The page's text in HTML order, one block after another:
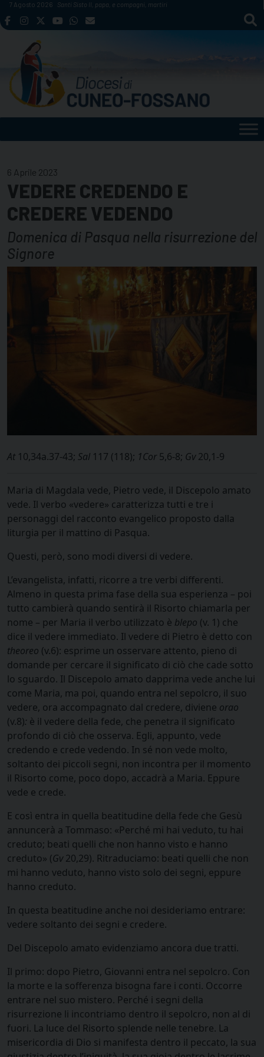
Skip
to
7 Agosto 2026 Santi Sisto II, papa, e compagni, martiri
6 Aprile 2023
VEDERE CREDENDO E
CREDERE VEDENDO
Domenica di Pasqua nella risurrezione del
Signore
At10,34a.37-43; Sal 117 (118); 1Cor5,6-8; Gv20,1-9
Maria di Magdala vede, Pietro vede, il Discepolo amato
vede. Il verbo «vedere» caratterizza tutti e tre i
personaggi del racconto evangelico proposto dalla
liturgia per il mattino di Pasqua.
Questi, però, sono modi diversi di vedere.
L’evangelista, infatti, ricorre a tre verbi differenti.
Almeno in questa prima fase della sua esperienza – poi
tutto cambierà quando sentirà il Risorto chiamarla per
nome – per Maria il verbo utilizzato è blepo (v. 1) che
dice il vedere immediato. Il vedere di Pietro è detto con
theoreo (v.6): esprime un osservare attento, pieno di
domande per cercare il significato di ciò che cade sotto
lo sguardo. Il Discepolo amato dapprima vede anche lui
come Maria, ma poi, quando entra nel sepolcro, il suo
vedere, ora accompagnato dal credere, diviene orao
(v.8): è il vedere della fede, che penetra il significato
profondo di ciò che osserva. Egli, appunto, vede
credendo e crede vedendo. In sé non vede molto,
soltanto dei piccoli segni, non incontra per il momento
il Risorto come, poco dopo, accadrà a Maria. Eppure
vede e crede.
E così entra in quella beatitudine della fede che Gesù
annuncerà a Tommaso: «Perché mi hai veduto, tu hai
creduto; beati quelli che non hanno visto e hanno
creduto» (Gv20,29). Ritraduciamo: beati quelli che non
mi hanno veduto, hanno visto solo dei segni, eppure
hanno creduto.
In questa beatitudine anche noi desideriamo entrare:
vedere soltanto dei segni e credere.
Del Discepolo amato evidenziamo ancora due tratti.
Il primo: dopo Pietro, Giovanni entra nel sepolcro. Con
la morte e la sofferenza bisogna fare i conti. Occorre
entrare nel suo mistero. Perché i segni della
risurrezione li incontriamo dentro il sepolcro, non al di
fuori. La luce del Risorto splende nelle tenebre. La
misericordia di Dio si manifesta dentro il peccato, la sua